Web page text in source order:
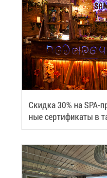
Скид­ка 30% на
ные сер­ти­фи­ка­ты в
Samui